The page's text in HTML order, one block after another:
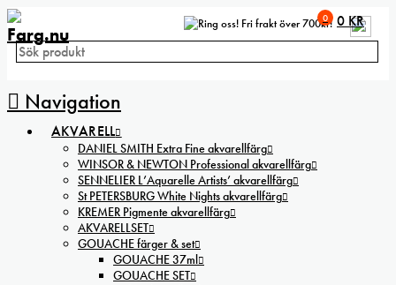
Fri frakt över 700kr!
Navigation
0 0 KR
AKVARELL
DANIEL SMITH Extra Fine akvarellfärg
WINSOR & NEWTON Professional akvarellfärg
SENNELIER L’Aquarelle Artists’ akvarellfärg
St PETERSBURG White Nights akvarellfärg
KREMER Pigmente akvarellfärg
AKVARELLSET
GOUACHE färger & set
GOUACHE 37ml
GOUACHE SET